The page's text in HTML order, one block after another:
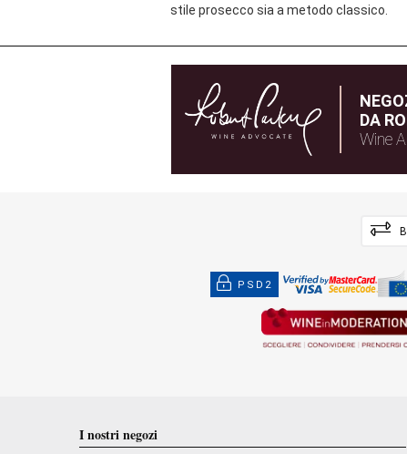
stile prosecco sia a metodo classico.
DA
Wine
PSD2
I nostri negozi